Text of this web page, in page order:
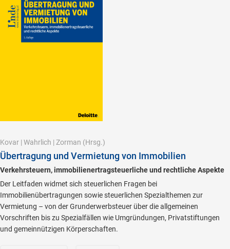
Kovar | Wahrlich | Zorman (Hrsg.)
Übertragung und Vermietung von Immobilien
Verkehrsteuern, immobilienertragsteuerliche und rechtliche Aspekte
Der Leitfaden widmet sich steuerlichen Fragen bei
Immobilienübertragungen sowie steuerlichen Spezialthemen zur
Vermietung – von der Grunderwerbsteuer über die allgemeinen
Vorschriften bis zu Spezialfällen wie Umgründungen, Privatstiftungen
und gemeinnützigen Körperschaften.